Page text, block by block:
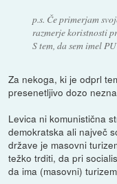
p.s. Če primerjam
razmerje koristnosti
S tem, da sem imel
Za nekoga, ki je odprl
presenetljivo dozo
Levica ni komunistična
demokratska ali največ
države je masovni
težko trditi, da pri
da ima (masovni)